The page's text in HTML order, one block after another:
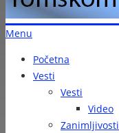
Menu
Početna
Vesti
Vesti
Video
Zanimljivosti